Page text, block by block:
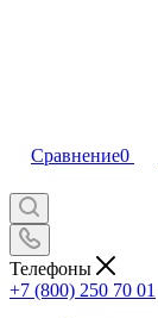
Сравнение0
Телефоны
+7 (800) 250 70 01